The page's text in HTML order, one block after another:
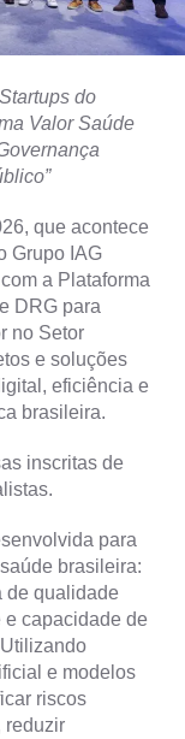
do
Valor Saúde
que acontece
Grupo IAG
a Plataforma
DRG para
no Setor
e soluções
eficiência e
brasileira.
inscritas de
para
brasileira:
de qualidade
e capacidade de
e modelos
riscos
reduzir